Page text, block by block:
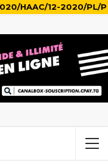
HAAC/12-2020/PL/P